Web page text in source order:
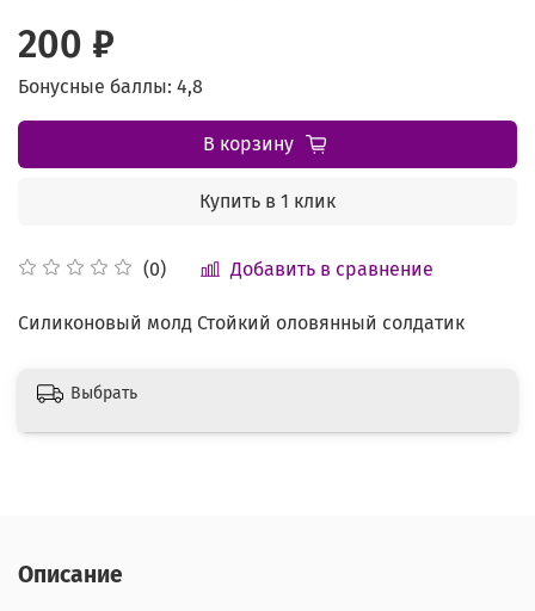
(0) Добавить в сравнение
200 ₽
Бонусные баллы: 4,8
В корзину
Купить в 1 клик
Силиконовый молд Стойкий оловянный солдатик
Выбрать
Описание